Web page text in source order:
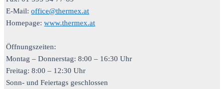
E-Mail:office@thermex.at
Homepage:www.thermex.at
Öffnungszeiten:
Montag – Donnerstag: 8:00 – 16:30 Uhr
Freitag: 8:00 – 12:30 Uhr
Sonn- und Feiertags geschlossen